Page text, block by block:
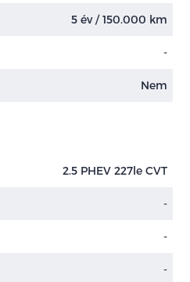
5 év / 150.000 km
-
Nem
2.5 PHEV 227le CVT
-
-
-